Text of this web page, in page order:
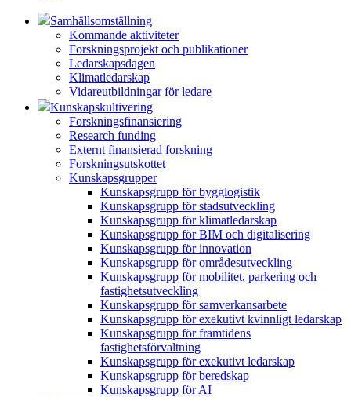
Samhällsomställning
Kommande aktiviteter
Forskningsprojekt och publikationer
Ledarskapsdagen
Klimatledarskap
Vidareutbildningar för ledare
Kunskapskultivering
Forskningsfinansiering
Research funding
Externt finansierad forskning
Forskningsutskottet
Kunskapsgrupper
Kunskapsgrupp för bygglogistik
Kunskapsgrupp för stadsutveckling
Kunskapsgrupp för klimatledarskap
Kunskapsgrupp för BIM och digitalisering
Kunskapsgrupp för innovation
Kunskapsgrupp för områdesutveckling
Kunskapsgrupp för mobilitet, parkering och
fastighetsutveckling
Kunskapsgrupp för samverkansarbete
Kunskapsgrupp för exekutivt kvinnligt ledarskap
Kunskapsgrupp för framtidens
fastighetsförvaltning
Kunskapsgrupp för exekutivt ledarskap
Kunskapsgrupp för beredskap
Kunskapsgrupp för AI